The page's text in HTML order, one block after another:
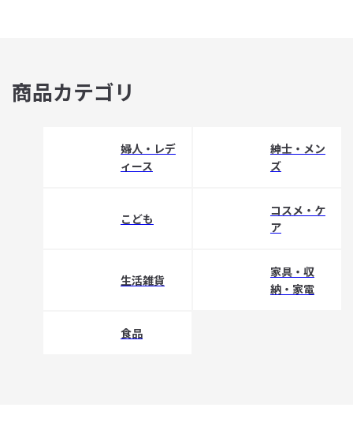
商品カテゴリ
婦人・レデ
ィース
紳士・メン
ズ
こども
コスメ・ケ
ア
生活雑貨
家具・収
納・家電
食品